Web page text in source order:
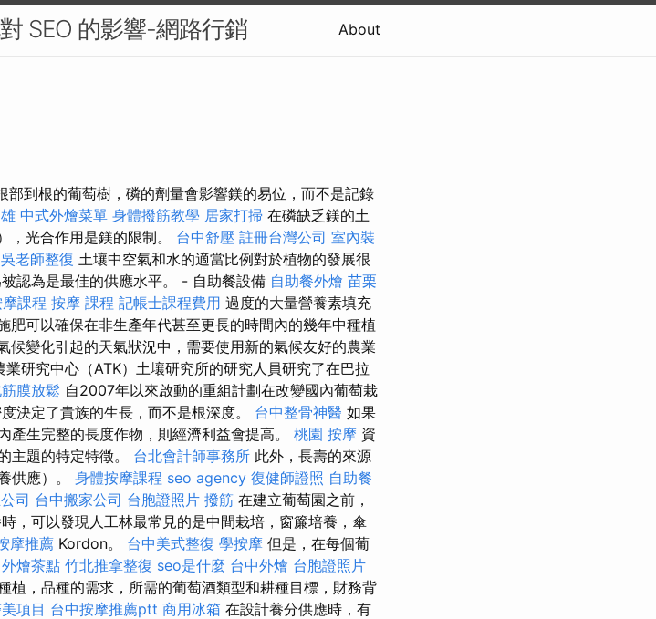
SEO 的影響-網路行銷 About
到根的葡萄樹，磷的劑量會影響鎂的易位，而不是記錄
中式外燴菜單 身體撥筋教學 居家打掃 在磷缺乏鎂的土
，光合作用是鎂的限制。 台中舒壓 註冊台灣公司 室內裝
吳老師整復 土壤中空氣和水的適當比例對於植物的發展很
認為是最佳的供應水平。 - 自助餐設備 自助餐外燴 苗栗
課程 按摩 課程 記帳士課程費用 過度的大量營養素填充
肥可以確保在非生產年代甚至更長的時間內的幾年中種植
候變化引起的天氣狀況中，需要使用新的氣候友好的農業
業研究中心（ATK）土壤研究所的研究人員研究了在巴拉
膜放鬆 自2007年以來啟動的重組計劃在改變國內葡萄栽
決定了貴族的生長，而不是根深度。 台中整骨神醫 如果
生完整的長度作物，則經濟利益會提高。 桃園 按摩 資
主題的特定特徵。 台北會計師事務所 此外，長壽的來源
供應）。 身體按摩課程 seo agency 復健師證照 自助餐
司 台中搬家公司 台胞證照片 撥筋 在建立葡萄園之前，
，可以發現人工林最常見的是中間栽培，窗簾培養，傘
摩推薦 Kordon。 台中美式整復 學按摩 但是，在每個葡
外燴茶點 竹北推拿整復 seo是什麼 台中外燴 台胞證照片
植，品種的需求，所需的葡萄酒類型和耕種目標，財務背
項目 台中按摩推薦ptt 商用冰箱 在設計養分供應時，有